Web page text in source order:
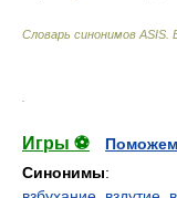
Словарь синонимов ASIS.
Игры ⚽
Синонимы: